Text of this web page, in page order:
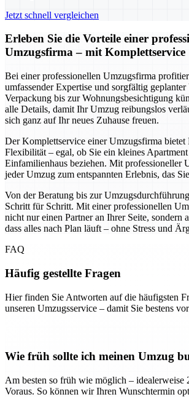
Jetzt schnell vergleichen
Erleben Sie die Vorteile einer
Umzugsfirma – mit Komplettservice
Bei einer professionellen Umzugsfirma
umfassender Expertise und sorgfältig
Verpackung bis zur Wohnungsbesichtigung
alle Details, damit Ihr Umzug reibungslos
sich ganz auf Ihr neues Zuhause freuen.
Der Komplettservice einer Umzugsfirma bietet
Flexibilität – egal, ob Sie ein kleines
Einfamilienhaus beziehen. Mit professioneller
jeder Umzug zum entspannten Erlebnis, das
Von der Beratung bis zur
Schritt für Schritt. Mit einer professionellen
nicht nur einen Partner an Ihrer Seite, sondern
dass alles nach Plan läuft – ohne Stress und
FAQ
Häufig gestellte Fragen
Hier finden Sie Antworten auf die häufigsten
unseren Umzugsservice – damit Sie bestens
Wie früh sollte ich meinen Umzug
Am besten so früh wie möglich – idealerweise
Voraus. So können wir Ihren Wunschtermin